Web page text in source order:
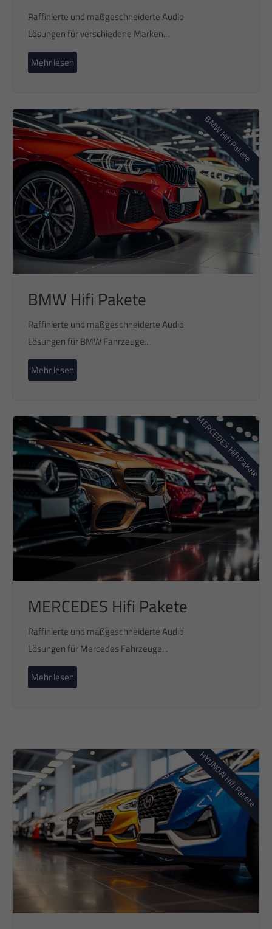
Raffinierte und maßgeschneiderte Audio
Lösungen für verschiedene Marken...
Mehr lesen
BMW Hifi Pakete
BMW Hifi Pakete
Raffinierte und maßgeschneiderte Audio
Lösungen für BMW Fahrzeuge...
Mehr lesen
MERCEDES Hifi Pakete
MERCEDES Hifi Pakete
Raffinierte und maßgeschneiderte Audio
Lösungen für Mercedes Fahrzeuge...
Mehr lesen
HYUNDAI Hifi Pakete